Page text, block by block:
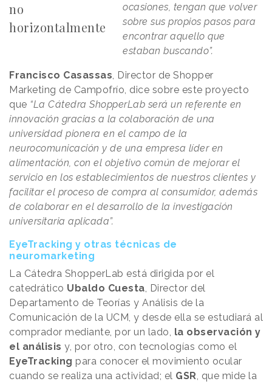
no
horizontalmente
ocasiones, tengan que volver
sobre sus propios pasos para
encontrar aquello que
estaban buscando”.
Francisco Casassas, Director de Shopper
Marketing de Campofrío, dice sobre este proyecto
que “La Cátedra ShopperLab será un referente en
innovación gracias a la colaboración de una
universidad pionera en el campo de la
neurocomunicación y de una empresa líder en
alimentación, con el objetivo común de mejorar el
servicio en los establecimientos de nuestros clientes y
facilitar el proceso de compra al consumidor, además
de colaborar en el desarrollo de la investigación
universitaria aplicada”.
EyeTracking y otras técnicas de
neuromarketing
La Cátedra ShopperLab está dirigida por el
catedrático Ubaldo Cuesta, Director del
Departamento de Teorías y Análisis de la
Comunicación de la UCM, y desde ella se estudiará al
comprador mediante, por un lado, la observación y
el análisis y, por otro, con tecnologías como el
EyeTracking para conocer el movimiento ocular
cuando se realiza una actividad; el GSR, que mide la